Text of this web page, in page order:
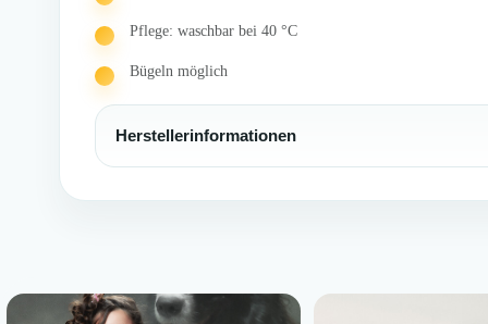
Pflege: waschbar bei 40 °C
Bügeln möglich
Herstellerinformationen